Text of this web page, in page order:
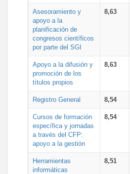
Asesoramiento y
apoyo a la
planificación de
congresos científicos
por parte del SGI
8,63
Apoyo a la difusión y
promoción de los
títulos propios
8,63
Registro General 8,54
Cursos de formación
específica y jornadas
a través del CFP:
apoyo a la gestión
8,54
Herramientas
informáticas
8,51